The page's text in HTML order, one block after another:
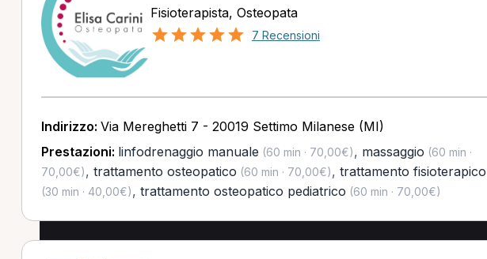
Fisioterapista, Osteopata
7 Recensioni
Indirizzo: Via Mereghetti 7 - 20019 Settimo Milanese (MI)
Prestazioni: linfodrenaggio manuale (60 min · 70,00€), massaggio (60 min ·
70,00€), trattamento osteopatico (60 min · 70,00€), trattamento fisioterapico
(30 min · 40,00€), trattamento osteopatico pediatrico (60 min · 70,00€)